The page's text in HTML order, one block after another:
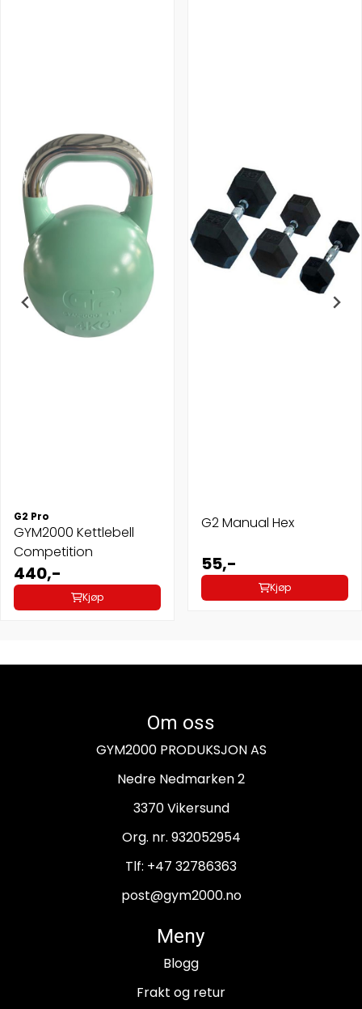
G2 Pro
GYM2000 Kettlebell
Competition
440,-
Kjøp
G2 Manual Hex
55,-
Kjøp
Om oss
GYM2000 PRODUKSJON AS
Nedre Nedmarken 2
3370 Vikersund
Org. nr. 932052954
Tlf: +47 32786363
post@gym2000.no
Meny
Blogg
Frakt og retur